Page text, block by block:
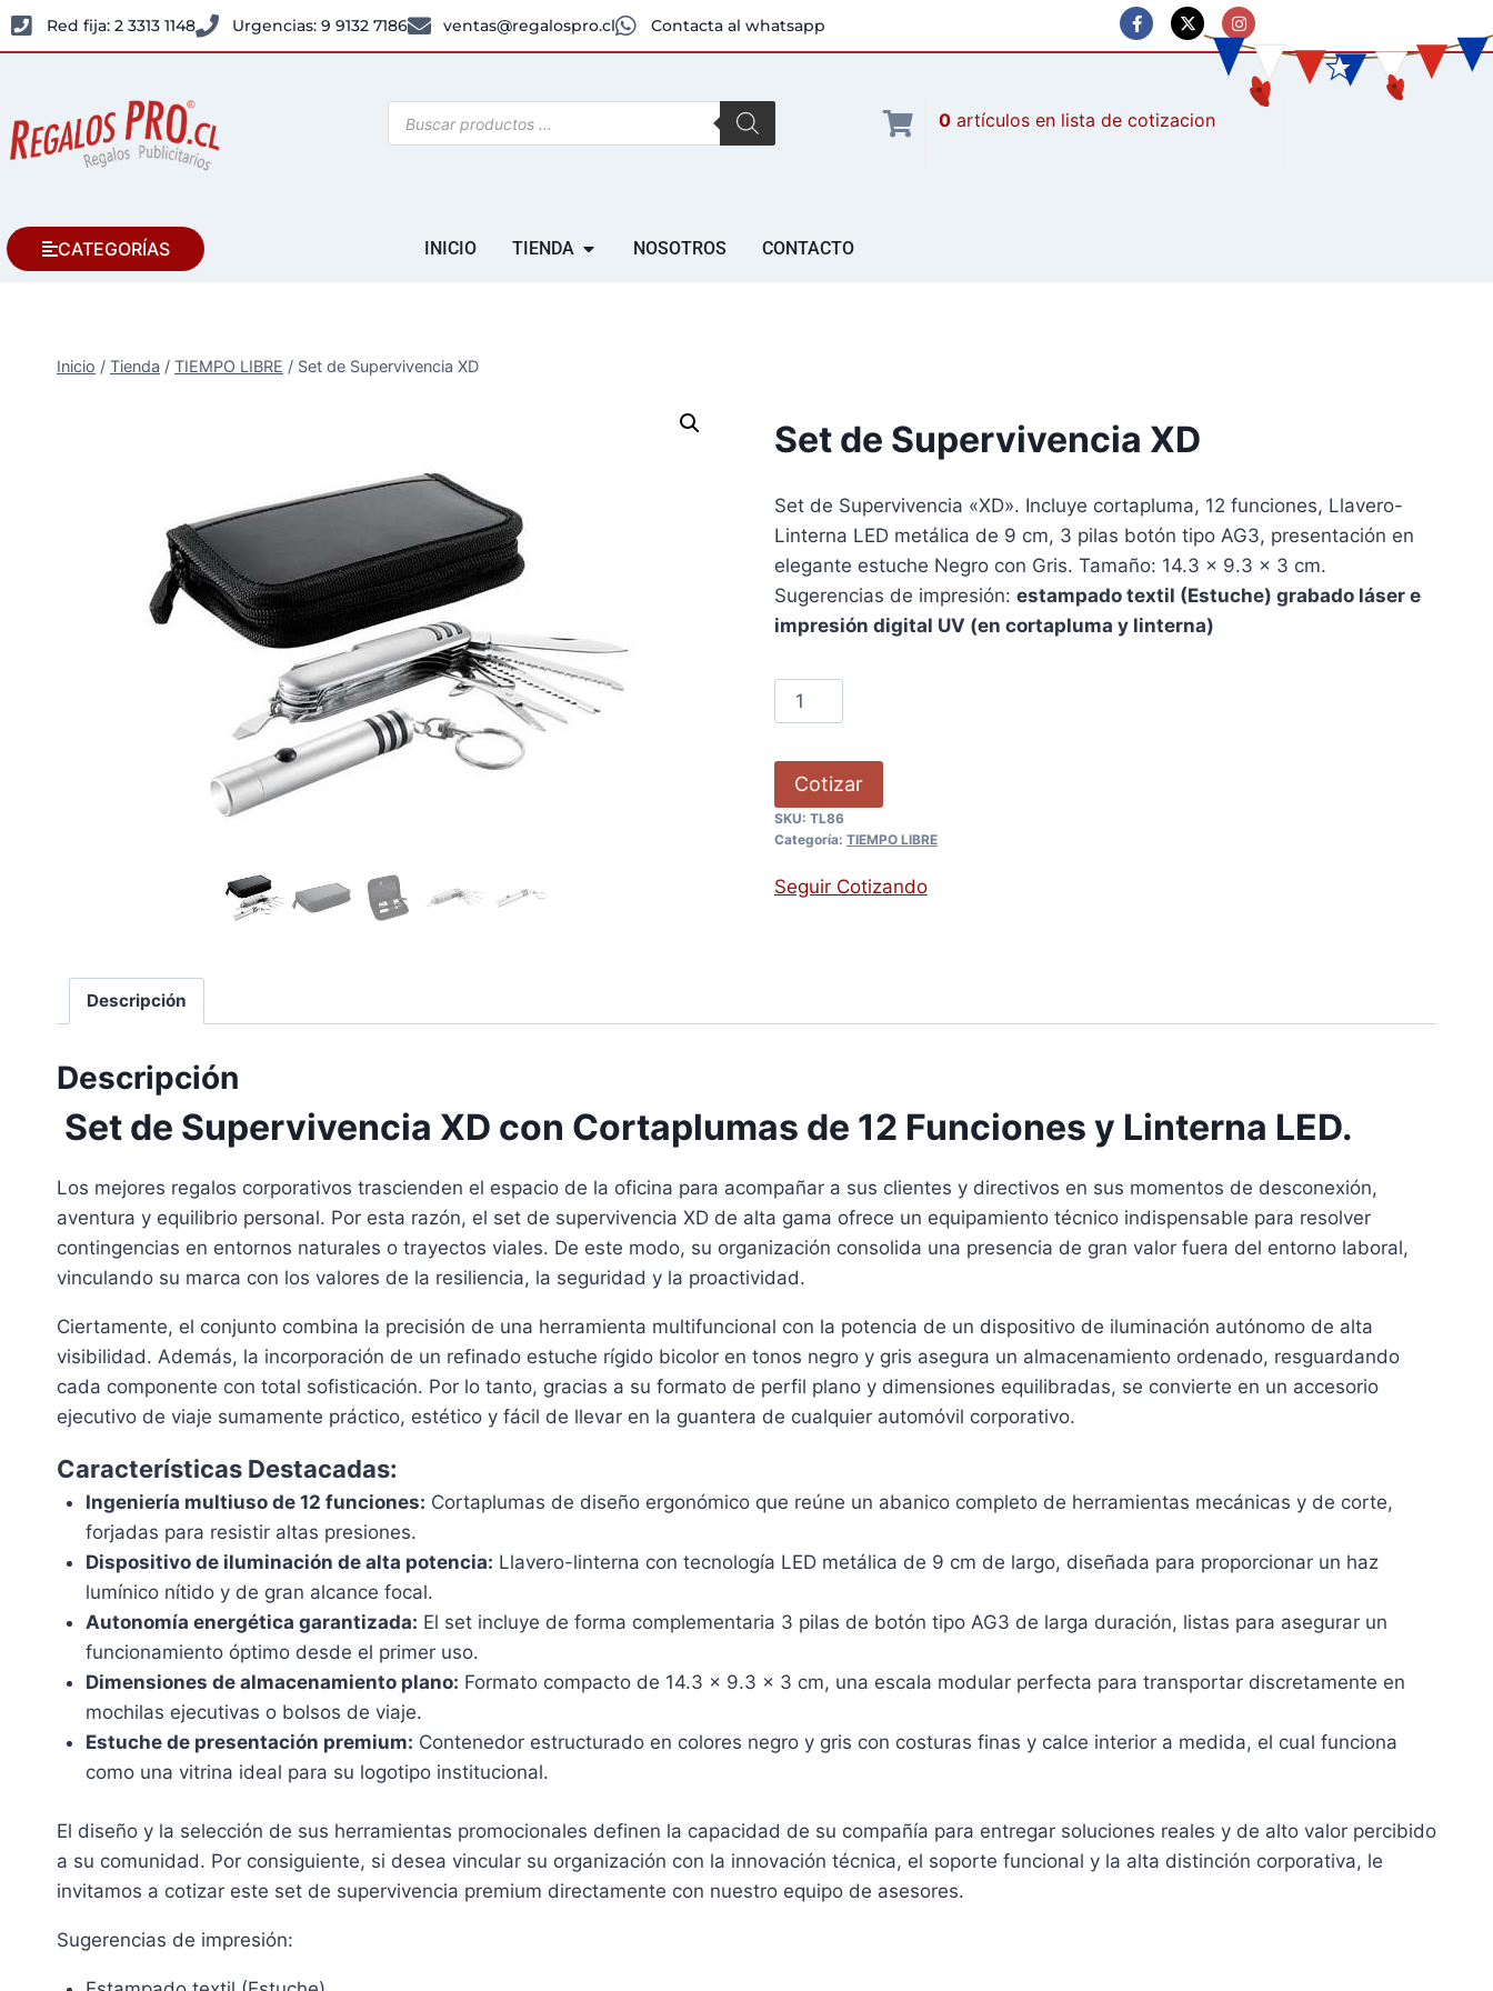
Red fija: 2 3313 1148 Urgencias: 9 9132 7186 ventas@regalospro.cl Contacta al whatsapp
0 artículos
CATEGORÍAS INICIO TIENDA NOSOTROS CONTACTO
Inicio / Tienda / TIEMPO LIBRE / Set de Supervivencia XD
Set de Supervivencia XD
Set de Supervivencia «XD». Incluye cortapluma, 12 funciones, Llavero-
Linterna LED metálica de 9 cm, 3 pilas botón tipo AG3, presentación en
elegante estuche Negro con Gris. Tamaño: 14.3 x 9.3 x 3 cm.
Sugerencias de impresión: estampado textil (Estuche) grabado láser e
impresión digital UV (en cortapluma y linterna)
Cotizar
SKU: TL86
Categoría: TIEMPO LIBRE
Seguir Cotizando
Descripción
Descripción
Set de Supervivencia XD con Cortaplumas de 12 Funciones y Linterna LED.
Los mejores regalos corporativos trascienden el espacio de la oficina para acompañar a sus clientes y directivos en sus momentos de desconexión,
aventura y equilibrio personal. Por esta razón, el set de supervivencia XD de alta gama ofrece un equipamiento técnico indispensable para resolver
contingencias en entornos naturales o trayectos viales. De este modo, su organización consolida una presencia de gran valor fuera del entorno laboral,
vinculando su marca con los valores de la resiliencia, la seguridad y la proactividad.
Ciertamente, el conjunto combina la precisión de una herramienta multifuncional con la potencia de un dispositivo de iluminación autónomo de alta
visibilidad. Además, la incorporación de un refinado estuche rígido bicolor en tonos negro y gris asegura un almacenamiento ordenado, resguardando
cada componente con total sofisticación. Por lo tanto, gracias a su formato de perfil plano y dimensiones equilibradas, se convierte en un accesorio
ejecutivo de viaje sumamente práctico, estético y fácil de llevar en la guantera de cualquier automóvil corporativo.
Características Destacadas:
Ingeniería multiuso de 12 funciones: Cortaplumas de diseño ergonómico que reúne un abanico completo de herramientas mecánicas y de corte,
forjadas para resistir altas presiones.
Dispositivo de iluminación de alta potencia: Llavero-linterna con tecnología LED metálica de 9 cm de largo, diseñada para proporcionar un haz
lumínico nítido y de gran alcance focal.
Autonomía energética garantizada: El set incluye de forma complementaria 3 pilas de botón tipo AG3 de larga duración, listas para asegurar un
funcionamiento óptimo desde el primer uso.
Dimensiones de almacenamiento plano: Formato compacto de 14.3 x 9.3 x 3 cm, una escala modular perfecta para transportar discretamente en
mochilas ejecutivas o bolsos de viaje.
Estuche de presentación premium: Contenedor estructurado en colores negro y gris con costuras finas y calce interior a medida, el cual funciona
como una vitrina ideal para su logotipo institucional.
El diseño y la selección de sus herramientas promocionales definen la capacidad de su compañía para entregar soluciones reales y de alto valor percibido
a su comunidad. Por consiguiente, si desea vincular su organización con la innovación técnica, el soporte funcional y la alta distinción corporativa, le
invitamos a cotizar este set de supervivencia premium directamente con nuestro equipo de asesores.
Sugerencias de impresión: